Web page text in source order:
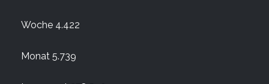
Woche 4.422
Monat 5.739